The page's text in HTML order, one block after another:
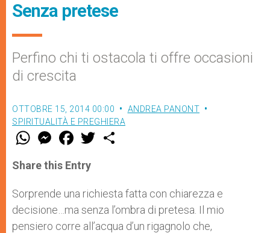
Senza pretese
Perfino chi ti ostacola ti offre occasioni
di crescita
OTTOBRE 15, 2014 00:00
ANDREA PANONT
SPIRITUALITÀ E PREGHIERA
W
t
s
p
p
M
e
s
e
g
e
r
F
a
e
b
o
k
w
r
Share this Entry
Sorprende una richiesta fatta con chiarezza e
decisione…ma senza l’ombra di pretesa. Il mio
pensiero corre all’acqua d’un rigagnolo che,